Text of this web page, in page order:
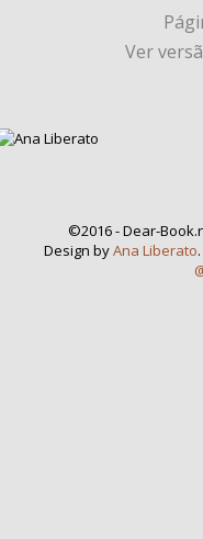
Ver
©2016 - Dear-
Design byAna Liberato